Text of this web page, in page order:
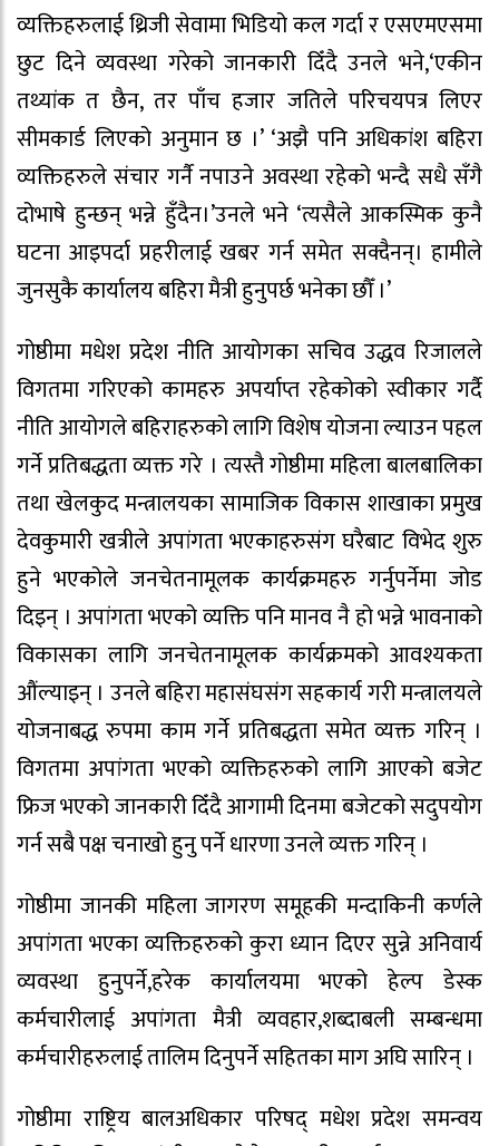
व्यक्तिहरुलाई थ्रिजी सेवामा भिडियो कल गर्दा र एसएमएसमा
छुट दिने व्यवस्था गरेको जानकारी दिँदै उनले भने,‘एकीन
तथ्यांक त छैन, तर पाँच हजार जतिले परिचयपत्र लिएर
सीमकार्ड लिएको अनुमान छ ।’ ‘अझै पनि अधिकांश बहिरा
व्यक्तिहरुले संचार गर्नै नपाउने अवस्था रहेको भन्दै सधै सँगै
दोभाषे हुन्छन् भन्ने हुँदैन।’उनले भने ‘त्यसैले आकस्मिक कुनै
घटना आइपर्दा प्रहरीलाई खबर गर्न समेत सक्दैनन्। हामीले
जुनसुकै कार्यालय बहिरा मैत्री हुनुपर्छ भनेका छौँ ।’
गोष्ठीमा मधेश प्रदेश नीति आयोगका सचिव उद्धव रिजालले
विगतमा गरिएको कामहरु अपर्याप्त रहेकोको स्वीकार गर्दै
नीति आयोगले बहिराहरुको लागि विशेष योजना ल्याउन पहल
गर्ने प्रतिबद्धता व्यक्त गरे । त्यस्तै गोष्ठीमा महिला बालबालिका
तथा खेलकुद मन्त्रालयका सामाजिक विकास शाखाका प्रमुख
देवकुमारी खत्रीले अपांगता भएकाहरुसंग घरैबाट विभेद शुरु
हुने भएकोले जनचेतनामूलक कार्यक्रमहरु गर्नुपर्नेमा जोड
दिइन् । अपांगता भएको व्यक्ति पनि मानव नै हो भन्ने भावनाको
विकासका लागि जनचेतनामूलक कार्यक्रमको आवश्यकता
औंल्याइन् । उनले बहिरा महासंघसंग सहकार्य गरी मन्त्रालयले
योजनाबद्ध रुपमा काम गर्ने प्रतिबद्धता समेत व्यक्त गरिन् ।
विगतमा अपांगता भएको व्यक्तिहरुको लागि आएको बजेट
फ्रिज भएको जानकारी दिँदै आगामी दिनमा बजेटको सदुपयोग
गर्न सबै पक्ष चनाखो हुनु पर्ने धारणा उनले व्यक्त गरिन् ।
गोष्ठीमा जानकी महिला जागरण समूहकी मन्दाकिनी कर्णले
अपांगता भएका व्यक्तिहरुको कुरा ध्यान दिएर सुन्ने अनिवार्य
व्यवस्था हुनुपर्ने,हरेक कार्यालयमा भएको हेल्प डेस्क
कर्मचारीलाई अपांगता मैत्री व्यवहार,शब्दाबली सम्बन्धमा
कर्मचारीहरुलाई तालिम दिनुपर्ने सहितका माग अघि सारिन् ।
गोष्ठीमा राष्ट्रिय बालअधिकार परिषद् मधेश प्रदेश समन्वय